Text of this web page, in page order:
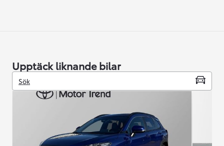
Upptäck liknande bilar
Sök